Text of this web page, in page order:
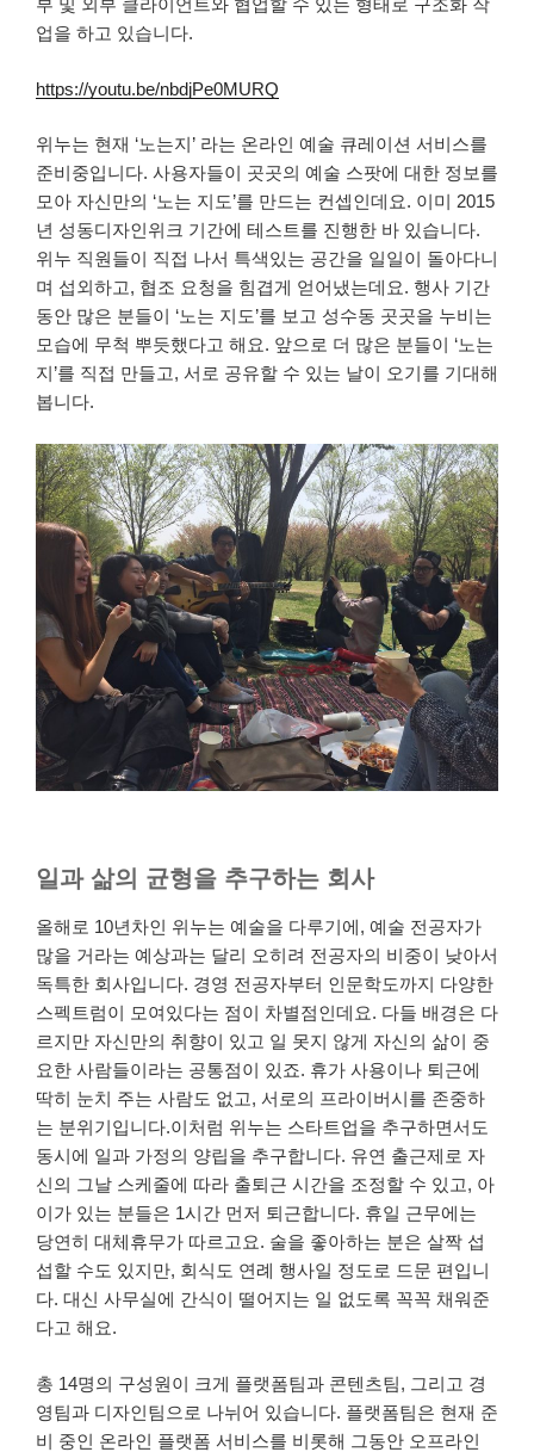
부 및 외부 클라이언트와 협업할 수 있는 형태로 구조화 작
업을 하고 있습니다.
https://youtu.be/nbdjPe0MURQ
위누는 현재 ‘노는지’ 라는 온라인 예술 큐레이션 서비스를
준비중입니다. 사용자들이 곳곳의 예술 스팟에 대한 정보를
모아 자신만의 ‘노는 지도’를 만드는 컨셉인데요. 이미 2015
년 성동디자인위크 기간에 테스트를 진행한 바 있습니다.
위누 직원들이 직접 나서 특색있는 공간을 일일이 돌아다니
며 섭외하고, 협조 요청을 힘겹게 얻어냈는데요. 행사 기간
동안 많은 분들이 ‘노는 지도’를 보고 성수동 곳곳을 누비는
모습에 무척 뿌듯했다고 해요. 앞으로 더 많은 분들이 ‘노는
지’를 직접 만들고, 서로 공유할 수 있는 날이 오기를 기대해
봅니다.
일과 삶의 균형을 추구하는 회사
올해로 10년차인 위누는 예술을 다루기에, 예술 전공자가
많을 거라는 예상과는 달리 오히려 전공자의 비중이 낮아서
독특한 회사입니다. 경영 전공자부터 인문학도까지 다양한
스펙트럼이 모여있다는 점이 차별점인데요. 다들 배경은 다
르지만 자신만의 취향이 있고 일 못지 않게 자신의 삶이 중
요한 사람들이라는 공통점이 있죠. 휴가 사용이나 퇴근에
딱히 눈치 주는 사람도 없고, 서로의 프라이버시를 존중하
는 분위기입니다.이처럼 위누는 스타트업을 추구하면서도
동시에 일과 가정의 양립을 추구합니다. 유연 출근제로 자
신의 그날 스케줄에 따라 출퇴근 시간을 조정할 수 있고, 아
이가 있는 분들은 1시간 먼저 퇴근합니다. 휴일 근무에는
당연히 대체휴무가 따르고요. 술을 좋아하는 분은 살짝 섭
섭할 수도 있지만, 회식도 연례 행사일 정도로 드문 편입니
다. 대신 사무실에 간식이 떨어지는 일 없도록 꼭꼭 채워준
다고 해요.
총 14명의 구성원이 크게 플랫폼팀과 콘텐츠팀, 그리고 경
영팀과 디자인팀으로 나뉘어 있습니다. 플랫폼팀은 현재 준
비 중인 온라인 플랫폼 서비스를 비롯해 그동안 오프라인